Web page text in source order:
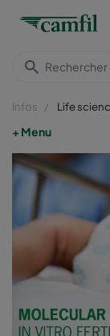
Infos Life
Menu